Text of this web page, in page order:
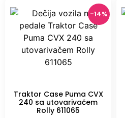
-14%
Traktor Case Puma CVX
240 sa utovarivačem
Rolly 611065